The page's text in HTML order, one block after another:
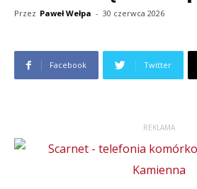
Przez Paweł Wełpa - 30 czerwca 2026
Facebook Twitter
REKLAMA